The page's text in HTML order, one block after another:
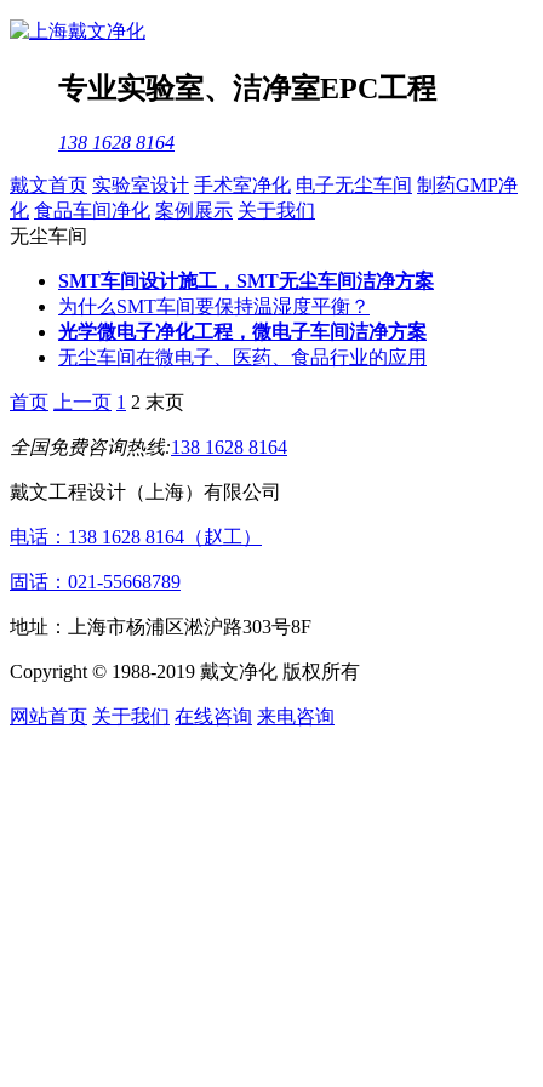
专业实验室、 洁净室EPC工程
138 1628 8164
戴文首页 实验室设计 手术室净化 电子无尘车间 制药GMP净
化 食品车间净化 案例展示 关于我们
无尘车间
SMT车间设计施工，SMT无尘车间洁净方案
为什么SMT车间要保持温湿度平衡？
光学微电子净化工程，微电子车间洁净方案
无尘车间在微电子、医药、食品行业的应用
首页 上一页 1 2 末页
全国免费咨询热线:138 1628 8164
戴文工程设计（上海）有限公司
电话：138 1628 8164（赵工）
固话：021-55668789
地址：上海市杨浦区淞沪路303号8F
Copyright © 1988-2019 戴文净化 版权所有
网站首页 关于我们 在线咨询 来电咨询